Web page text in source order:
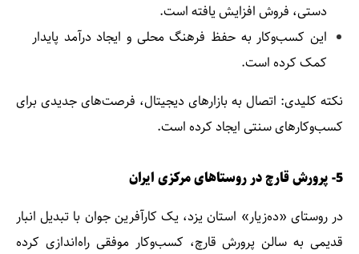
دستی، فروش افزایش یافته است.
این کسب‌وکار به حفظ فرهنگ محلی و ایجاد درآمد پایدار
کمک کرده است.
نکته کلیدی: اتصال به بازارهای دیجیتال، فرصت‌های جدیدی برای
کسب‌وکارهای سنتی ایجاد کرده است.
در روستای «ده‌زیار» استان یزد، یک کارآفرین جوان با تبدیل انبار
قدیمی به سالن پرورش قارچ، کسب‌وکار موفقی راه‌اندازی کرده